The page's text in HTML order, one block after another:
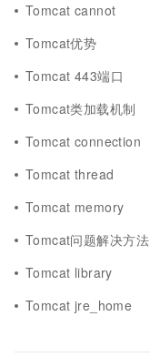
Tomcat cannot
Tomcat优势
Tomcat 443端口
Tomcat类加载机制
Tomcat connection
Tomcat thread
Tomcat memory
Tomcat问题解决方法
Tomcat library
Tomcat jre_home